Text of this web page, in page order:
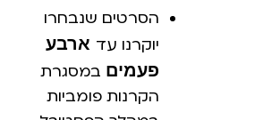
הסרטים שנבחרו
יוקרנו עד ארבע
פעמים במסגרת
הקרנות פומביות